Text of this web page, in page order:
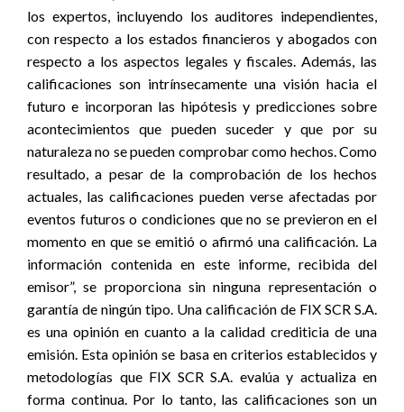
los expertos, incluyendo los auditores independientes,
con respecto a los estados financieros y abogados con
respecto a los aspectos legales y fiscales. Además, las
calificaciones son intrínsecamente una visión hacia el
futuro e incorporan las hipótesis y predicciones sobre
acontecimientos que pueden suceder y que por su
naturaleza no se pueden comprobar como hechos. Como
resultado, a pesar de la comprobación de los hechos
actuales, las calificaciones pueden verse afectadas por
eventos futuros o condiciones que no se previeron en el
momento en que se emitió o afirmó una calificación. La
información contenida en este informe, recibida del
emisor”, se proporciona sin ninguna representación o
garantía de ningún tipo. Una calificación de FIX SCR S.A.
es una opinión en cuanto a la calidad crediticia de una
emisión. Esta opinión se basa en criterios establecidos y
metodologías que FIX SCR S.A. evalúa y actualiza en
forma continua. Por lo tanto, las calificaciones son un